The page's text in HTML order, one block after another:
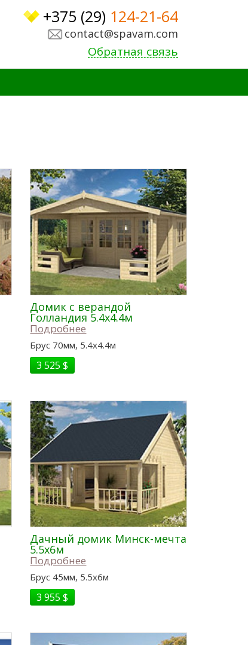
+375 (29) 124-21-64
contact@spavam.com
Обратная связь
Домик с верандой
Голландия 5.4x4.4м
Подробнее
Брус 70мм, 5.4x4.4м
3 525 $
Дачный домик Минск-мечта
5.5x6м
Подробнее
Брус 45мм, 5.5x6м
3 955 $